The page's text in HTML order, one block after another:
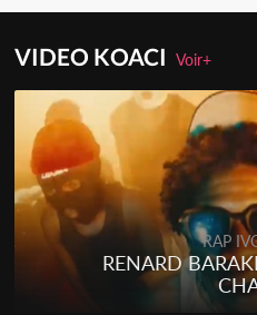
VIDEO KOACIVoir+
RAP
RENARD